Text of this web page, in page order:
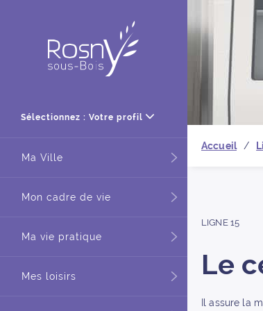
Sélectionnez : Votre profil
Ma Ville
Mon cadre de vie
Ma vie pratique
Mes loisirs
Accueil
LIGNE 15
Le
Il assure la